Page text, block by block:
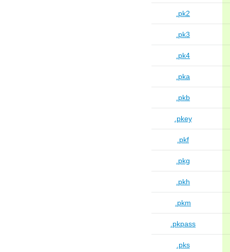
.pk2
.pk3
.pk4
.pka
.pkb
.pkey
.pkf
.pkg
.pkh
.pkm
.pkpass
.pks